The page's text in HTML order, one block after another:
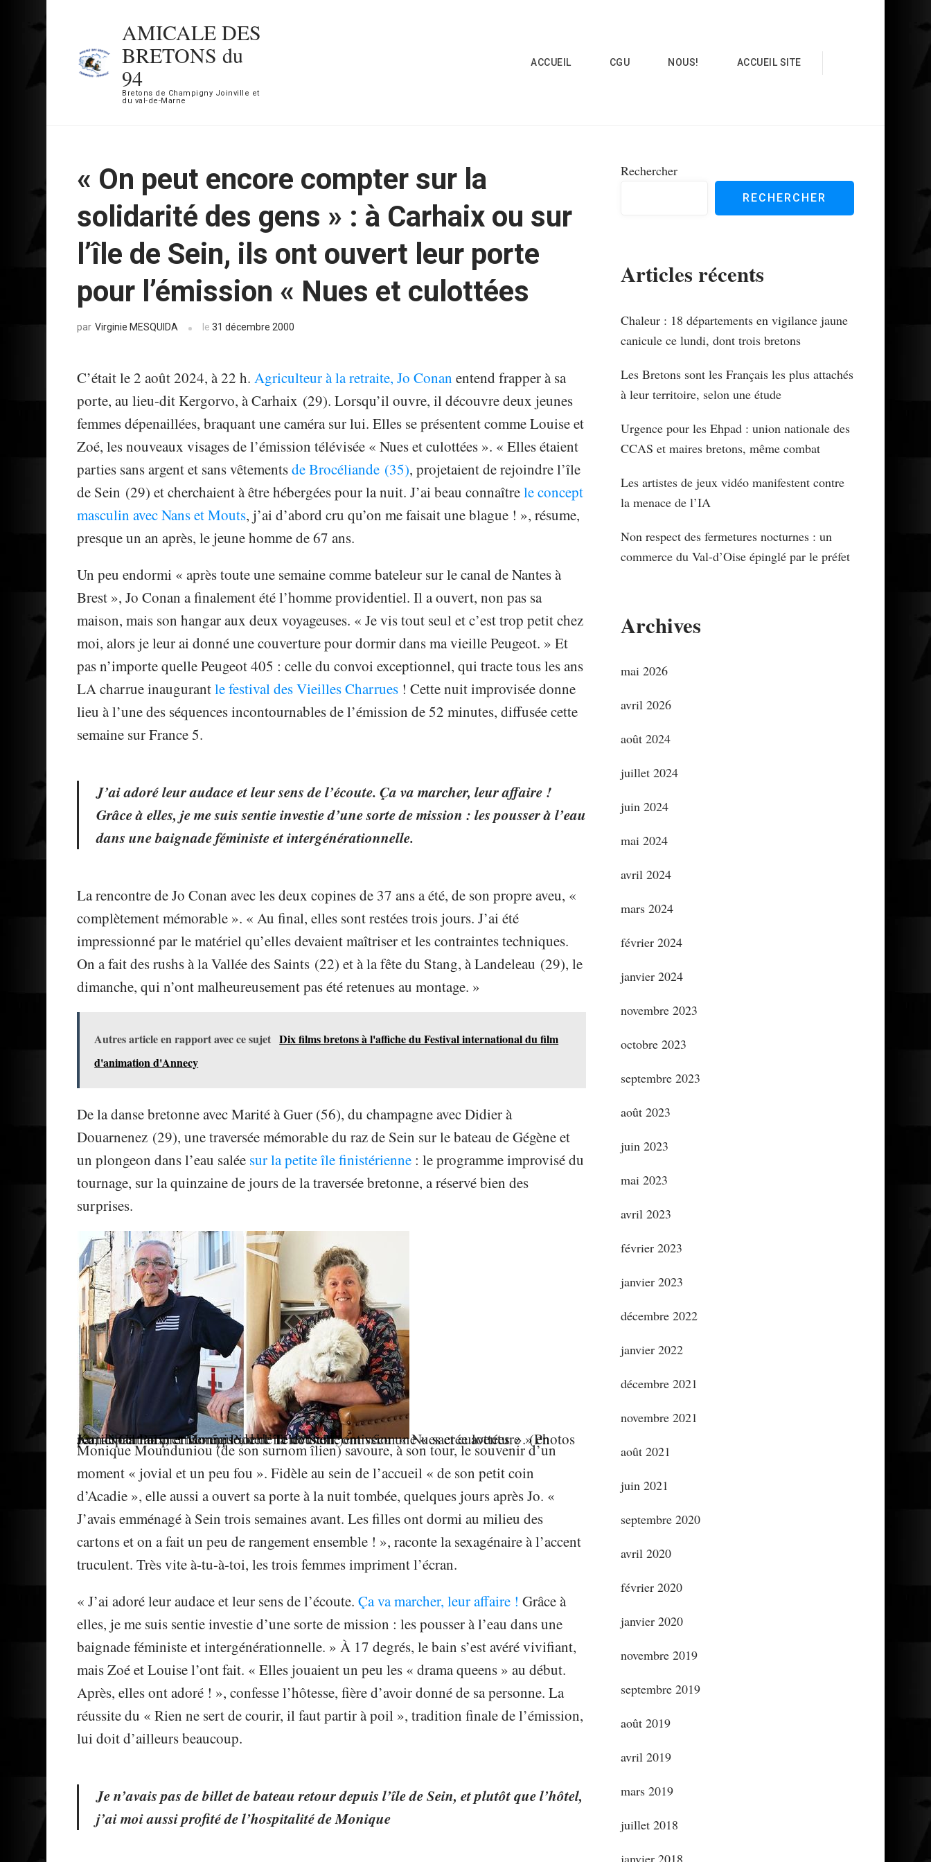
contenu
(Pressez
AMICALE DES
BRETONS du
94
Bretons de Champigny Joinville et
du val-de-Marne
ACCUEIL CGU NOUS! ACCUEIL SITE
« On peut encore compter sur la
solidarité des gens » : à Carhaix ou sur
l’île de Sein, ils ont ouvert leur porte
pour l’émission « Nues et culottées
par Virginie MESQUIDA le31 décembre 2000
C’était le 2 août 2024, à 22 h.Agriculteur à la retraite, Jo Conan entend frapper à sa
porte, au lieu-dit Kergorvo, à Carhaix (29). Lorsqu’il ouvre, il découvre deux jeunes
femmes dépenaillées, braquant une caméra sur lui. Elles se présentent comme Louise et
Zoé, les nouveaux visages de l’émission télévisée « Nues et culottées ». « Elles étaient
parties sans argent et sans vêtementsde Brocéliande (35), projetaient de rejoindre l’île
de Sein (29) et cherchaient à être hébergées pour la nuit. J’ai beau connaîtrele concept
masculin avec Nans et Mouts, j’ai d’abord cru qu’on me faisait une blague ! », résume,
presque un an après, le jeune homme de 67 ans.
Un peu endormi « après toute une semaine comme bateleur sur le canal de Nantes à
Brest », Jo Conan a finalement été l’homme providentiel. Il a ouvert, non pas sa
maison, mais son hangar aux deux voyageuses. « Je vis tout seul et c’est trop petit chez
moi, alors je leur ai donné une couverture pour dormir dans ma vieille Peugeot. » Et
pas n’importe quelle Peugeot 405 : celle du convoi exceptionnel, qui tracte tous les ans
LA charrue inaugurantle festival des Vieilles Charrues ! Cette nuit improvisée donne
lieu à l’une des séquences incontournables de l’émission de 52 minutes, diffusée cette
semaine sur France 5.
J’ai adoré leur audace et leur sens de l’écoute. Ça va marcher, leur affaire !
Grâce à elles, je me suis sentie investie d’une sorte de mission : les pousser à l’eau
dans une baignade féministe et intergénérationnelle.
La rencontre de Jo Conan avec les deux copines de 37 ans a été, de son propre aveu, «
complètement mémorable ». « Au final, elles sont restées trois jours. J’ai été
impressionné par le matériel qu’elles devaient maîtriser et les contraintes techniques.
On a fait des rushs à la Vallée des Saints (22) et à la fête du Stang, à Landeleau (29), le
dimanche, qui n’ont malheureusement pas été retenues au montage. »
Autres article en rapport avec ce sujet Dix films bretons à l'affiche du Festival international du film
d'animation d'Annecy
De la danse bretonne avec Marité à Guer (56), du champagne avec Didier à
Douarnenez (29), une traversée mémorable du raz de Sein sur le bateau de Gégène et
un plongeon dans l’eau salée sur la petite île finistérienne : le programme improvisé du
tournage, sur la quinzaine de jours de la traversée bretonne, a réservé bien des
surprises.
Ko, de Carhaix, et Monique, de l’île de Sein, ont vécu une « sacrée aventure » en participant au premier épisode de la nouvelle émission « Nues et culottées ». (Photos Jean-Noël Potin et Bonne Pioche Télévision.)
Monique Mounduniou (de son surnom îlien) savoure, à son tour, le souvenir d’un
moment « jovial et un peu fou ». Fidèle au sein de l’accueil « de son petit coin
d’Acadie », elle aussi a ouvert sa porte à la nuit tombée, quelques jours après Jo. «
J’avais emménagé à Sein trois semaines avant. Les filles ont dormi au milieu des
cartons et on a fait un peu de rangement ensemble ! », raconte la sexagénaire à l’accent
truculent. Très vite à-tu-à-toi, les trois femmes impriment l’écran.
« J’ai adoré leur audace et leur sens de l’écoute.Ça va marcher, leur affaire ! Grâce à
elles, je me suis sentie investie d’une sorte de mission : les pousser à l’eau dans une
baignade féministe et intergénérationnelle. » À 17 degrés, le bain s’est avéré vivifiant,
mais Zoé et Louise l’ont fait. « Elles jouaient un peu les « drama queens » au début.
Après, elles ont adoré ! », confesse l’hôtesse, fière d’avoir donné de sa personne. La
réussite du « Rien ne sert de courir, il faut partir à poil », tradition finale de l’émission,
lui doit d’ailleurs beaucoup.
Je n’avais pas de billet de bateau retour depuis l’île de Sein, et plutôt que l’hôtel,
j’ai moi aussi profité de l’hospitalité de Monique
Rechercher
RECHERCHER
Articles récents
Chaleur : 18 départements en vigilance jaune
canicule ce lundi, dont trois bretons
Les Bretons sont les Français les plus attachés
à leur territoire, selon une étude
Urgence pour les Ehpad : union nationale des
CCAS et maires bretons, même combat
Les artistes de jeux vidéo manifestent contre
la menace de l’IA
Non respect des fermetures nocturnes : un
commerce du Val-d’Oise épinglé par le préfet
Archives
mai 2026
avril 2026
août 2024
juillet 2024
juin 2024
mai 2024
avril 2024
mars 2024
février 2024
janvier 2024
novembre 2023
octobre 2023
septembre 2023
août 2023
juin 2023
mai 2023
avril 2023
février 2023
janvier 2023
décembre 2022
janvier 2022
décembre 2021
novembre 2021
août 2021
juin 2021
septembre 2020
avril 2020
février 2020
janvier 2020
novembre 2019
septembre 2019
août 2019
avril 2019
mars 2019
juillet 2018
janvier 2018